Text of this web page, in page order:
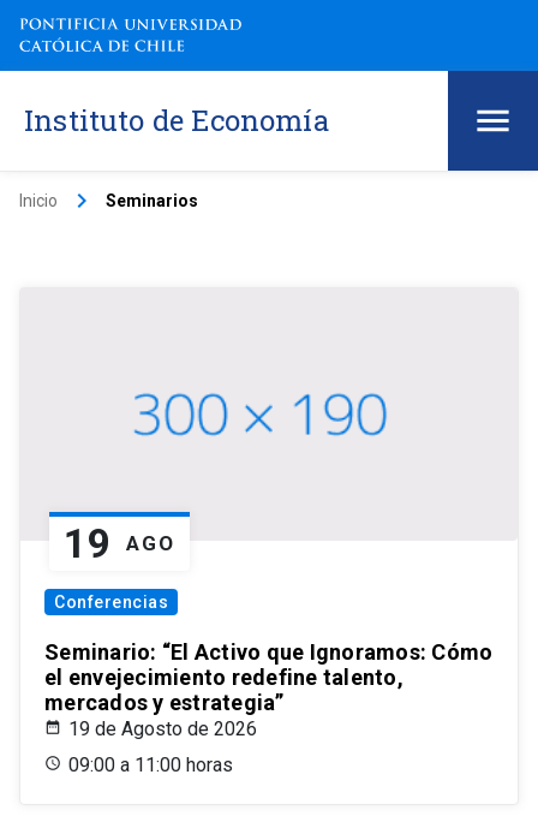
Instituto de Economía
Inicio keyboard_arrow_right Seminarios
19 AGO
Conferencias
Seminario: “El Activo que Ignoramos: Cómo
el envejecimiento redefine talento,
mercados y estrategia”
19 de Agosto de 2026
09:00 a 11:00 horas